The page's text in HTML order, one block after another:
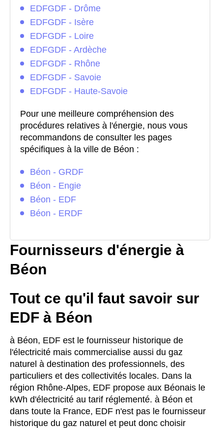
EDFGDF - Drôme
EDFGDF - Isère
EDFGDF - Loire
EDFGDF - Ardèche
EDFGDF - Rhône
EDFGDF - Savoie
EDFGDF - Haute-Savoie
Pour une meilleure compréhension des
procédures relatives à l'énergie, nous vous
recommandons de consulter les pages
spécifiques à la ville de Béon :
Béon - GRDF
Béon - Engie
Béon - EDF
Béon - ERDF
Fournisseurs d'énergie à
Béon
Tout ce qu'il faut savoir sur
EDF à Béon
à Béon, EDF est le fournisseur historique de
l'électricité mais commercialise aussi du gaz
naturel à destination des professionnels, des
particuliers et des collectivités locales. Dans la
région Rhône-Alpes, EDF propose aux Béonais le
kWh d'électricité au tarif réglementé. à Béon et
dans toute la France, EDF n'est pas le fournisseur
historique du gaz naturel et peut donc choisir